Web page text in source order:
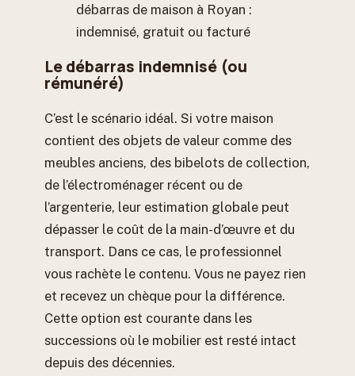
débarras de maison à Royan :
indemnisé, gratuit ou facturé
Le débarras indemnisé (ou
rémunéré)
C’est le scénario idéal. Si votre maison
contient des objets de valeur comme des
meubles anciens, des bibelots de collection,
de l’électroménager récent ou de
l’argenterie, leur estimation globale peut
dépasser le coût de la main-d’œuvre et du
transport. Dans ce cas, le professionnel
vous rachète le contenu. Vous ne payez rien
et recevez un chèque pour la différence.
Cette option est courante dans les
successions où le mobilier est resté intact
depuis des décennies.